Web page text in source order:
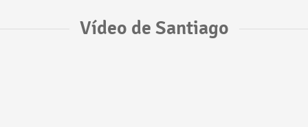
Vídeo de Santiago